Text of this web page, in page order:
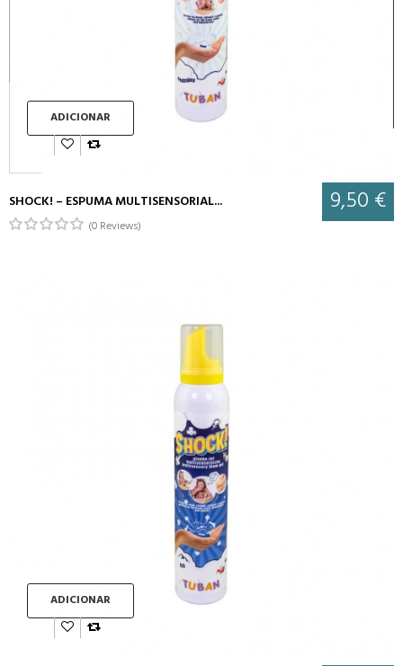
ADICIONAR
SHOCK! – ESPUMA MULTISENSORIAL... 9,50 €
(0 Reviews)
ADICIONAR